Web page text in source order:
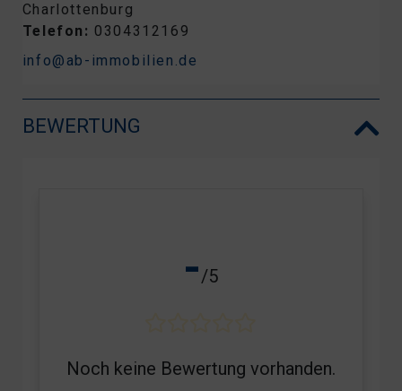
Charlottenburg
Telefon: 0304312169
info@ab-immobilien.de
BEWERTUNG
-/5
Noch keine Bewertung vorhanden.